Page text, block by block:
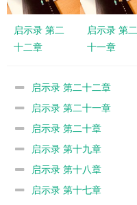
启示录 第二
十二章
启示录 第二
十一章
启示录 第二十二章
启示录 第二十一章
启示录 第二十章
启示录 第十九章
启示录 第十八章
启示录 第十七章